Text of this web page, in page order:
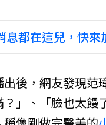
息都在這兒，快來
後，網友發現范
」、「臉也太饅